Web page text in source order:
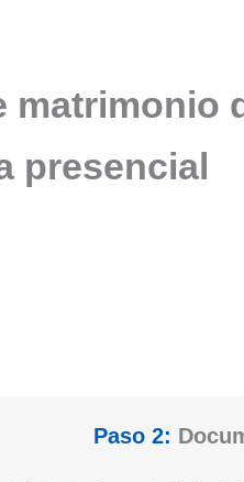
matrimonio
presencial
Paso 2: